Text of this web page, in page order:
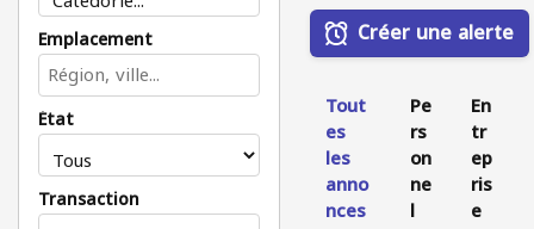
Emplacement
État
Transaction
Créer une alerte
Tout
es
les
anno
nces
Pe
rs
on
ne
l
En
tr
ep
ris
e